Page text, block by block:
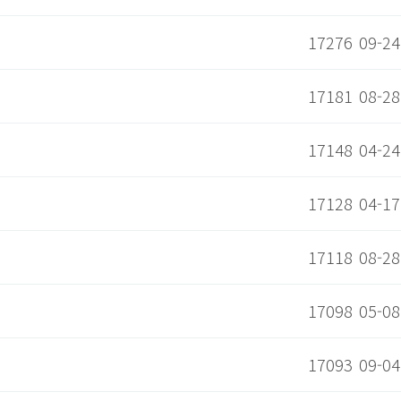
17276 09-24
17181 08-28
17148 04-24
17128 04-17
17118 08-28
17098 05-08
17093 09-04